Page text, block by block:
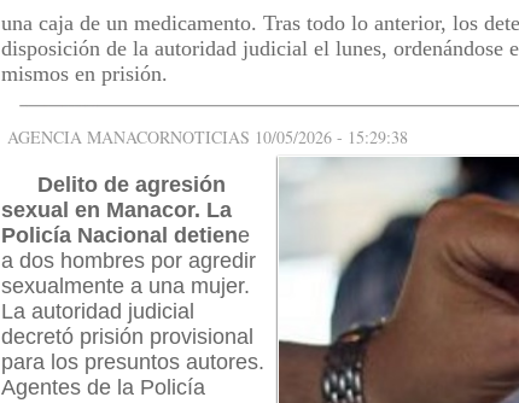
una caja de un medicamento. Tras todo lo anterior, los
disposición de la autoridad judicial el lunes, ordenándose
mismos en prisión.
AGENCIA MANACORNOTICIAS 10/05/2026 - 15:29:38
Delito de agresión
sexual en Manacor. La
Policía Nacional detiene
a dos hombres por agredir
sexualmente a una mujer.
La autoridad judicial
decretó prisión provisional
para los presuntos autores.
Agentes de la Policía